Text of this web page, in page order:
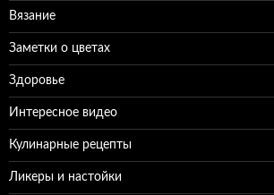
Вязание
Заметки о цветах
Здоровье
Интересное видео
Кулинарные рецепты
Ликеры и настойки